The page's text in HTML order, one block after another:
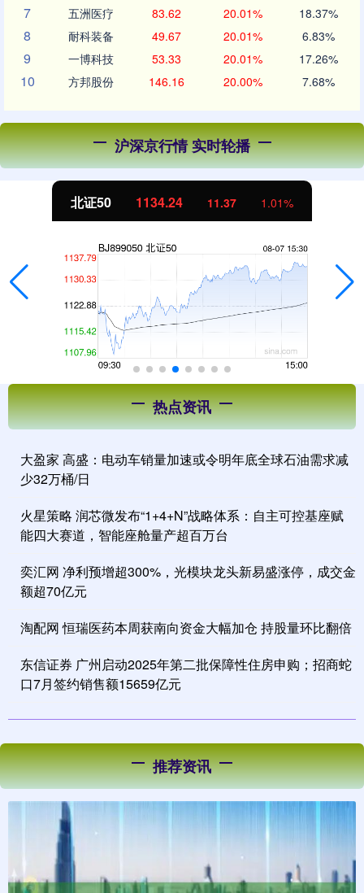
7 五洲医疗 83.62 20.01% 18.37%
8 耐科装备 49.67 20.01% 6.83%
9 一博科技 53.33 20.01% 17.26%
10 方邦股份 146.16 20.00% 7.68%
沪深京行情 实时轮播
创业板指 3563.12 47.56 1.35%
热点资讯
大盈家 高盛：电动车销量加速或令明年底全球石油需求减
少32万桶/日
火星策略 润芯微发布“1+4+N”战略体系：自主可控基座赋
能四大赛道，智能座舱量产超百万台
奕汇网 净利预增超300%，光模块龙头新易盛涨停，成交金
额超70亿元
淘配网 恒瑞医药本周获南向资金大幅加仓 持股量环比翻倍
东信证券 广州启动2025年第二批保障性住房申购；招商蛇
口7月签约销售额15659亿元
推荐资讯